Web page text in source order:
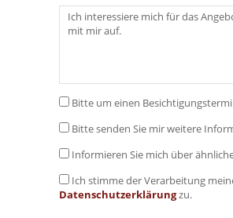
Bitte um einen
Bitte senden Sie mir weitere
Informieren Sie mich über
Ich stimme der Verarbeitung
Datenschutzerklärungzu.